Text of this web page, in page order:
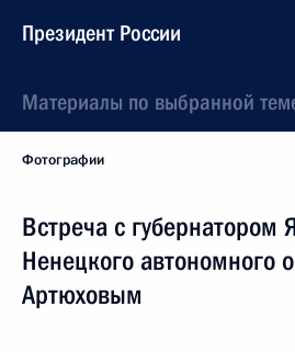
Президент России
Материалы по выбранной
Фотографии
Встреча с губернатором
Ненецкого автономного
Артюховым